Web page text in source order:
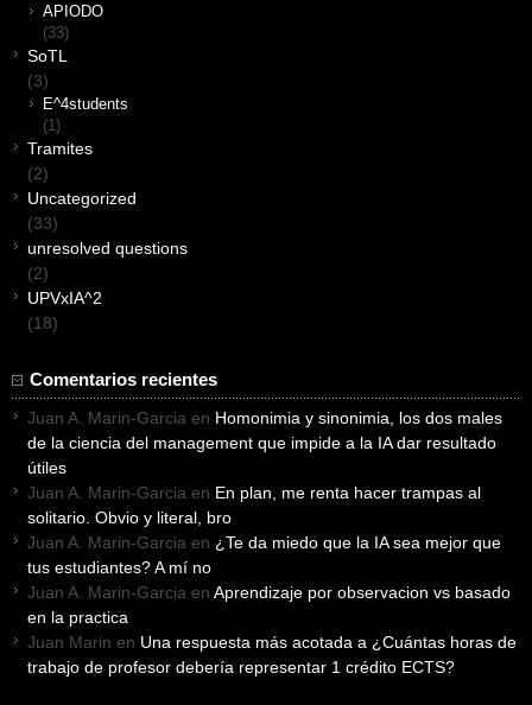
APIODO
(33)
SoTL
(3)
E^4students
(1)
Tramites
(2)
Uncategorized
(33)
unresolved questions
(2)
UPVxIA^2
(18)
Comentarios recientes
Juan A. Marin-Garcia en Homonimia y sinonimia, los dos males
de la ciencia del management que impide a la IA dar resultado
útiles
Juan A. Marin-Garcia en En plan, me renta hacer trampas al
solitario. Obvio y literal, bro
Juan A. Marin-Garcia en ¿Te da miedo que la IA sea mejor que
tus estudiantes? A mí no
Juan A. Marin-Garcia en Aprendizaje por observacion vs basado
en la practica
Juan Marin en Una respuesta más acotada a ¿Cuántas horas de
trabajo de profesor debería representar 1 crédito ECTS?